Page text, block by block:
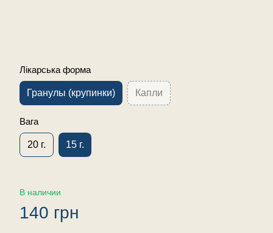
Лікарська форма
Гранулы (крупинки) Капли
Вага
20 г. 15 г.
В наличии
140 грн